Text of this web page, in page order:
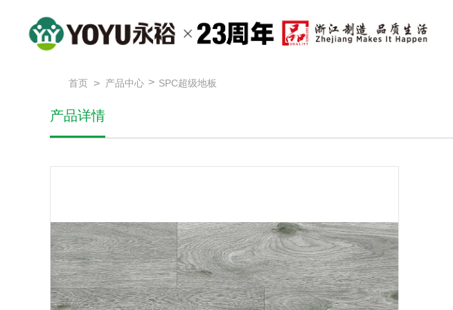
首页 > 产品中心 > SPC超级地板
产品详情